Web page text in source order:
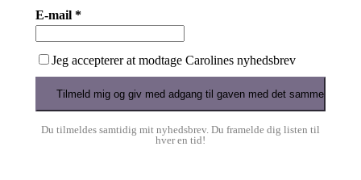
E-mail *
Jeg accepterer at modtage Carolines nyhedsbrev
Du tilmeldes samtidig mit nyhedsbrev. Du framelde dig listen til
hver en tid!